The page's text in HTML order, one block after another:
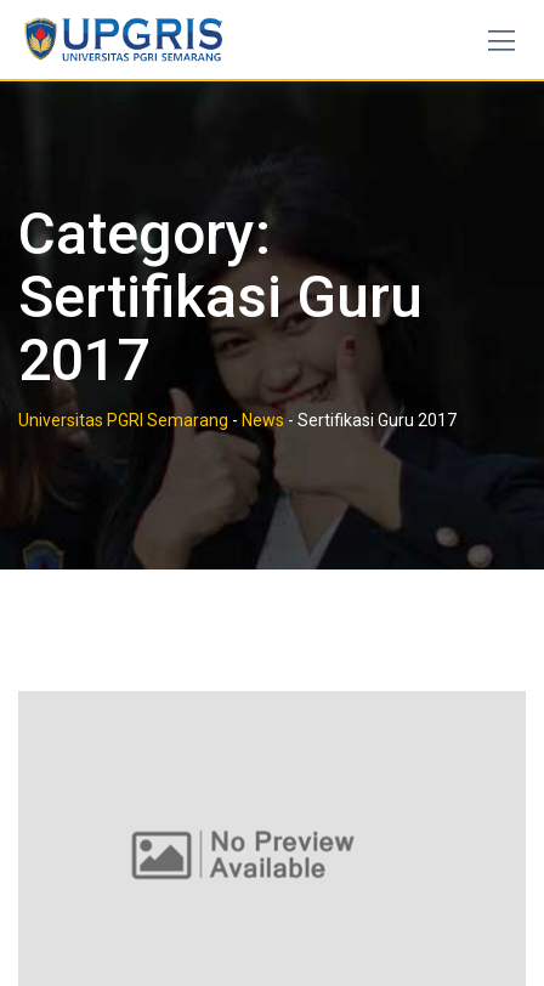
Skip
content
Category:
Sertifikasi Guru
2017
Universitas PGRI Semarang - News- Sertifikasi Guru 2017